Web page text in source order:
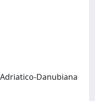
Danubiana